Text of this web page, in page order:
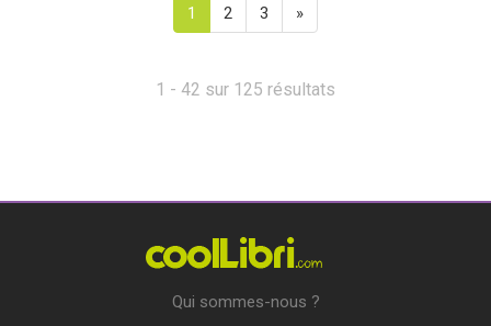
1 2 3 »
1 - 42 sur 125 résultats
Qui sommes-nous ?